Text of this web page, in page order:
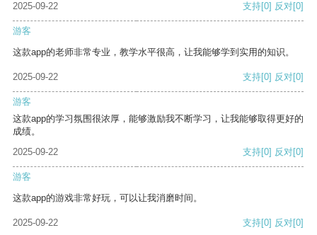
2025-09-22 支持[0] 反对[0]
游客
这款app的老师非常专业，教学水平很高，让我能够学到实用的知识。
2025-09-22 支持[0] 反对[0]
游客
这款app的学习氛围很浓厚，能够激励我不断学习，让我能够取得更好的
成绩。
2025-09-22
支持[0] 反对[0]
游客
这款app的游戏非常好玩，可以让我消磨时间。
2025-09-22 支持[0] 反对[0]